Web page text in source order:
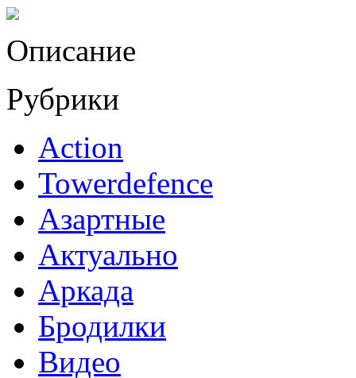
Описание
Рубрики
Action
Towerdefence
Азартные
Актуально
Аркада
Бродилки
Видео